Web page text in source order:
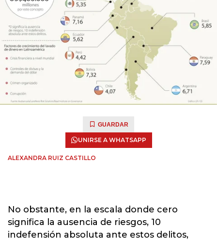
GUARDAR
UNIRSE A WHATSAPP
ALEXANDRA RUIZ CASTILLO
No obstante, en la escala donde cero
significa la ausencia de riesgos, 10
indefensión absoluta ante estos delitos,